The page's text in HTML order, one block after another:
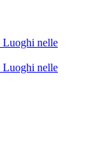
Luoghi nelle
Luoghi nelle